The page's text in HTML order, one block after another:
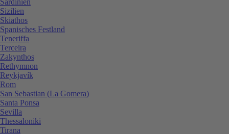
Sizilien
Skiathos
Spanisches Festland
Teneriffa
Terceira
Zakynthos
Rethymnon
Reykjavík
Rom
San Sebastian (La Gomera)
Santa Ponsa
Sevilla
Thessaloniki
Tirana